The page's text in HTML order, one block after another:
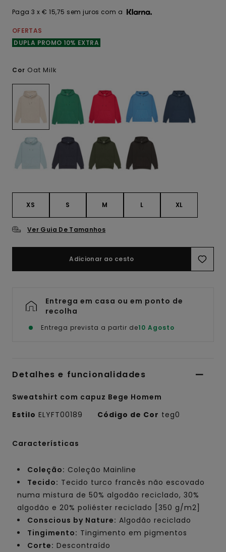
Paga 3 x € 15,75 sem juros com a
OFERTAS
DUPLA PROMO 10% EXTRA
Cor Oat Milk
XS S M L XL
Ver Guia De Tamanhos
Adicionar ao cesto
Entrega em casa ou em ponto de
recolha
Entrega prevista a partir de10 Agosto
Detalhes e funcionalidades
Sweatshirt com capuz Bege Homem
Estilo ELYFT00189 Código de Cor teg0
Características
Coleção: Coleção Mainline
Tecido: Tecido turco francês não escovado
numa mistura de 50% algodão reciclado, 30%
algodão e 20% poliéster reciclado [350 g/m2]
Conscious by Nature: Algodão reciclado
Tingimento: Tingimento em pigmentos
Corte: Descontraído